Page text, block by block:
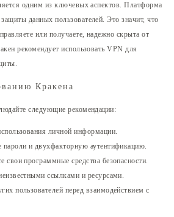
одним из ключевых аспектов. Платформа
данных пользователей. Это значит, что
или получаете, надежно скрыта от
рекомендует использовать VPN для
Кракена
следующие рекомендации:
личной информации.
пароли и двухфакторную аутентификацию.
свои программные средства безопасности.
ссылками и ресурсами.
пользователей перед взаимодействием с